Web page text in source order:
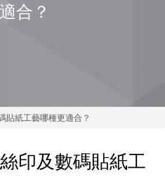
合？
貼紙工藝哪種更適合？
印及數碼貼紙工